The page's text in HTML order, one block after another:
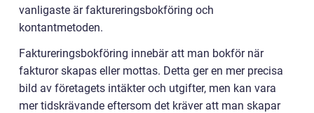
vanligaste är faktureringsbokföring och
kontantmetoden.
Faktureringsbokföring innebär att man bokför när
fakturor skapas eller mottas. Detta ger en mer precisa
bild av företagets intäkter och utgifter, men kan vara
mer tidskrävande eftersom det kräver att man skapar